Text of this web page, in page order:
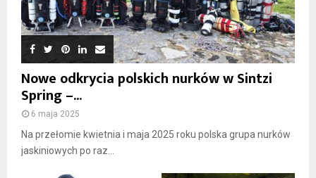
Nowe odkrycia polskich nurków w Sintzi
Spring –...
6 maja 2025
Na przełomie kwietnia i maja 2025 roku polska grupa nurków
jaskiniowych po raz...